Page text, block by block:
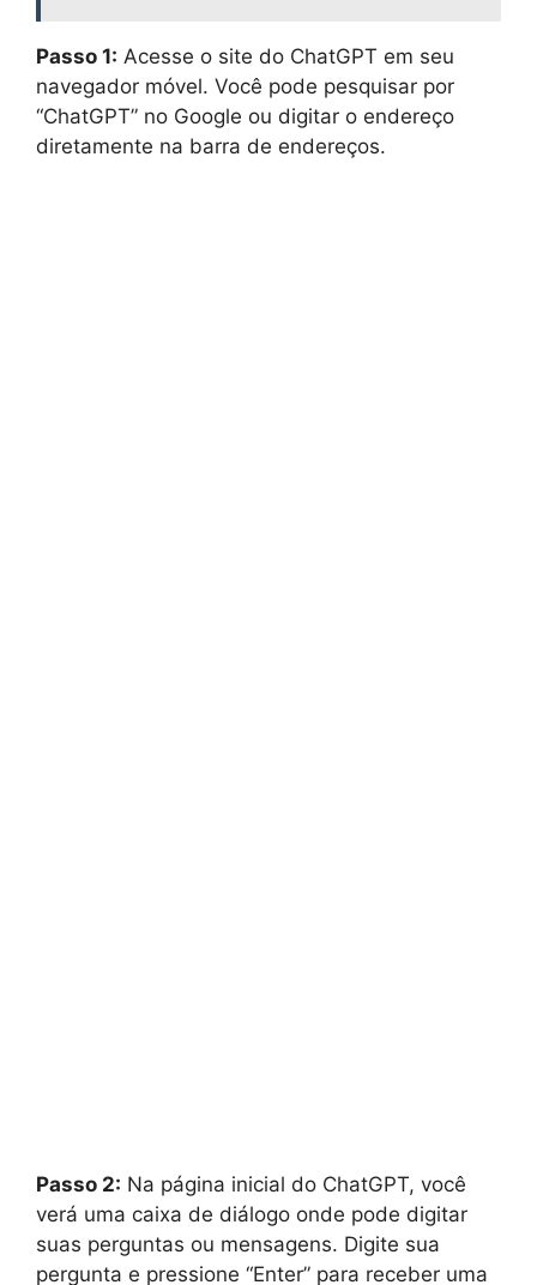
Passo 1: Acesse o site do ChatGPT em seu
navegador móvel. Você pode pesquisar por
“ChatGPT” no Google ou digitar o endereço
diretamente na barra de endereços.
Passo 2: Na página inicial do ChatGPT, você
verá uma caixa de diálogo onde pode digitar
suas perguntas ou mensagens. Digite sua
pergunta e pressione “Enter” para receber uma